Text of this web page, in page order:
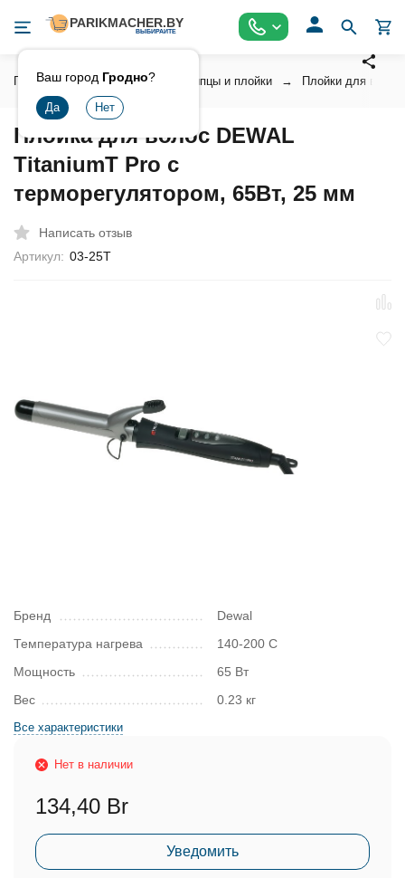
Ваш город Гродно?
Главная Инструмент Щипцы и плойки Плойки для волос
Плойка для волос DEWAL
TitaniumT Pro с
терморегулятором, 65Вт, 25 мм
Написать отзыв
Артикул: 03-25T
Бренд
Dewal
Температура нагрева
140-200 С
Мощность
65 Вт
Вес
0.23 кг
Все характеристики
Нет в наличии
134,40 Br
Уведомить